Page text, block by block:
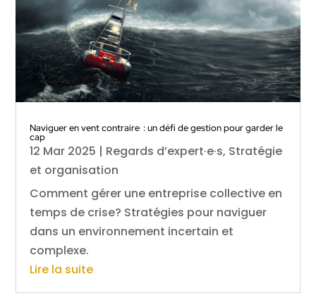
Naviguer en vent contraire : un défi de gestion pour garder le
cap
12 Mar 2025 | Regards d’expert·e·s, Stratégie
et organisation
Comment gérer une entreprise collective en
temps de crise? Stratégies pour naviguer
dans un environnement incertain et
complexe.
Lire la suite